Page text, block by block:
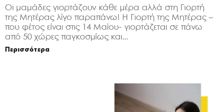
Οι μαμάδες γιορτάζουν κάθε μέρα αλλά στη Γιορτή
της Μητέρας λίγο παραπάνω! Η Γιορτή της Μητέρας –
που φέτος είναι στις 14 Μαίου- γιορτάζεται σε πάνω
από 50 χώρες παγκοσμίως και...
Περισσότερα